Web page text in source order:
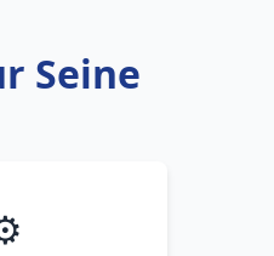
Seine